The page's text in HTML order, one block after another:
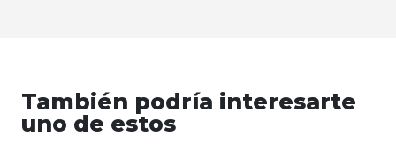
También podría interesarte
uno de estos